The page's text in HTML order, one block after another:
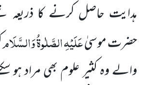
ہدایت حاصل کرنے کا
حضرت موسیٰعَلَیْہِالصَّلٰوۃُوَالسَّلَام
والے وہ کثیر علوم بھی مراد ہو